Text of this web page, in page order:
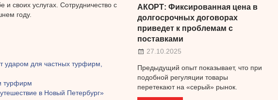
своих услугах. Сотрудничество с
году.
ударом для частных турфирм,
турфирм
в Новый Петербург»
АКОРТ: Фиксированная цена в
долгосрочных договорах
приведет к проблемам с
поставками
27.10.2025
Предыдущий опыт показывает, что при
подобной регуляции товары
перетекают на «серый» рынок.